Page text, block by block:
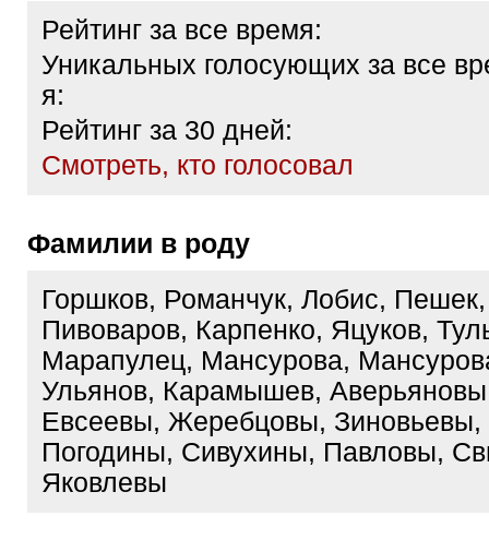
Рейтинг за все время:
Уникальных голосующих за все
я:
Рейтинг за 30 дней:
Cмотреть, кто голосовал
Фамилии в роду
Горшков, Романчук, Лобис,
Пивоваров, Карпенко, Яцуков,
Марапулец, Мансурова,
Ульянов, Карамышев,
Евсеевы, Жеребцовы, Зиновьевы,
Погодины, Сивухины, Павловы,
Яковлевы